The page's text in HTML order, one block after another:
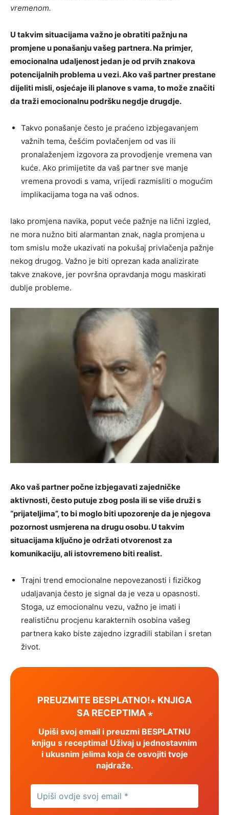
vremenom.
U takvim situacijama važno je obratiti pažnju na
promjene u ponašanju vašeg partnera. Na primjer,
emocionalna udaljenost jedan je od prvih znakova
potencijalnih problema u vezi. Ako vaš partner prestane
dijeliti misli, osjećaje ili planove s vama, to može značiti
da traži emocionalnu podršku negdje drugdje.
Takvo ponašanje često je praćeno izbjegavanjem
važnih tema, češćim povlačenjem od vas ili
pronalaženjem izgovora za provodjenje vremena van
kuće. Ako primijetite da vaš partner sve manje
vremena provodi s vama, vrijedi razmisliti o mogućim
implikacijama toga na vaš odnos.
Iako promjena navika, poput veće pažnje na lični izgled,
ne mora nužno biti alarmantan znak, nagla promjena u
tom smislu može ukazivati na pokušaj privlačenja pažnje
nekog drugog. Važno je biti oprezan kada analizirate
takve znakove, jer površna opravdanja mogu maskirati
dublje probleme.
Ako vaš partner počne izbjegavati zajedničke
aktivnosti, često putuje zbog posla ili se više druži s
“prijateljima”, to bi moglo biti upozorenje da je njegova
pozornost usmjerena na drugu osobu. U takvim
situacijama ključno je održati otvorenost za
komunikaciju, ali istovremeno biti realist.
Trajni trend emocionalne nepovezanosti i fizičkog
udaljavanja često je signal da je veza u opasnosti.
Stoga, uz emocionalnu vezu, važno je imati i
realističnu procjenu karakternih osobina vašeg
partnera kako biste zajedno izgradili stabilan i sretan
život.
PREUZMITE BESPLATNO!⋆ KNJIGA
SA RECEPTIMA ⋆
Upiši svoj email i preuzmi BESPLATNU
knjigu s receptima! Uživaj u jednostavnim
i ukusnim jelima koja će osvojiti tvoje
najdraže.